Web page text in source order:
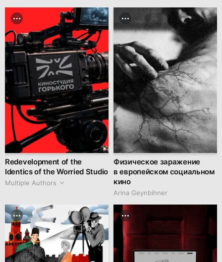
Redevelopment of the
Identics of the Worried Studio
Multiple Authors
Физическое заражение
в европейском социальном
кино
Arina Geynbihner